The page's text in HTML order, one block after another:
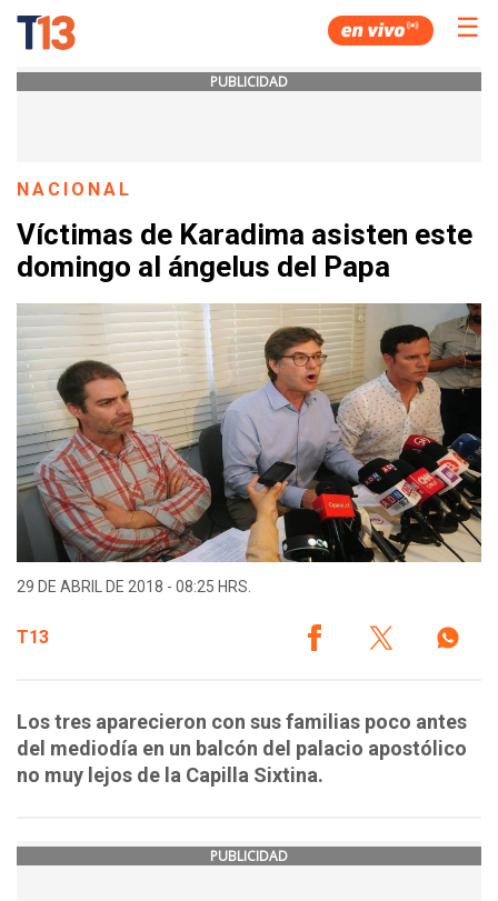
☰
PUBLICIDAD
NACIONAL
Víctimas de Karadima asisten este
domingo al ángelus del Papa
29 DE ABRIL DE 2018 - 08:25 HRS.
T13
Los tres aparecieron con sus familias poco antes
del mediodía en un balcón del palacio apostólico
no muy lejos de la Capilla Sixtina.
PUBLICIDAD